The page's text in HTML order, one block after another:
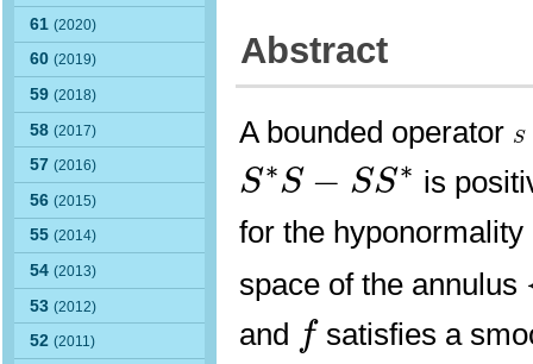
61(2020)
60(2019)
59(2018)
58(2017)
57(2016)
56(2015)
55(2014)
54(2013)
53(2012)
52(2011)
Abstract
A bounded operator S
S
S∗S − SS∗
S∗S SS∗is
for the
space of the annulus
and f
f satisfies a